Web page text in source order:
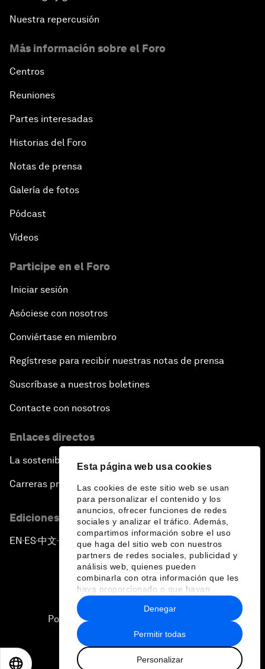
Esta página web usa cookies
Las cookies de este sitio web se usan
para personalizar el contenido y los
anuncios, ofrecer funciones de redes
sociales y analizar el tráfico. Además,
compartimos información sobre el uso
que haga del sitio web con nuestros
partners de redes sociales, publicidad y
análisis web, quienes pueden
combinarla con otra información que les
haya proporcionado o que hayan
recopilado a partir del uso que haya
hecho de sus servicios.
Permitir todas
Personalizar
Denegar
Nuestra repercusión
Más información sobre el Foro
Centros
Reuniones
Partes interesadas
Historias del Foro
Notas de prensa
Galería de fotos
Pódcast
Vídeos
Participe en el Foro
Iniciar sesión
Asóciese con nosotros
Conviértase en miembro
Regístrese para recibir nuestras notas de prensa
Suscríbase a nuestros boletines
Contacte con nosotros
Enlaces directos
La sostenibilidad en el Foro
Carreras profesionales
Ediciones en otros idiomas
EN ▪ES▪中文▪ 日本語
Política de privacidad y normas de uso
Sitemap
2026 Foro Económico Mundial